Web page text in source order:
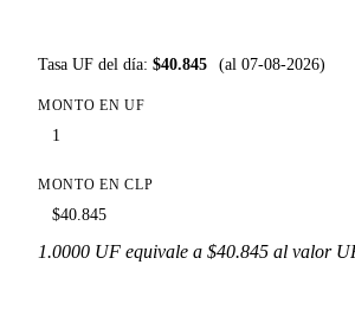
Tasa UF del día: $40.845 (al 07-08-2026)
MONTO EN UF
MONTO EN CLP
1.0000 UF equivale a $40.845 al valor